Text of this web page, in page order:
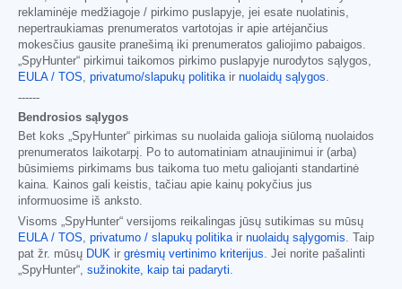
reklaminėje medžiagoje / pirkimo puslapyje, jei esate nuolatinis,
nepertraukiamas prenumeratos vartotojas ir apie artėjančius
mokesčius gausite pranešimą iki prenumeratos galiojimo pabaigos.
„SpyHunter“ pirkimui taikomos pirkimo puslapyje nurodytos sąlygos,
EULA / TOS, privatumo/slapukų politikair nuolaidų sąlygos.
------
Bendrosios sąlygos
Bet koks „SpyHunter“ pirkimas su nuolaida galioja siūlomą nuolaidos
prenumeratos laikotarpį. Po to automatiniam atnaujinimui ir (arba)
būsimiems pirkimams bus taikoma tuo metu galiojanti standartinė
kaina. Kainos gali keistis, tačiau apie kainų pokyčius jus
informuosime iš anksto.
Visoms „SpyHunter“ versijoms reikalingas jūsų sutikimas su mūsų
EULA / TOS, privatumo / slapukų politikair nuolaidų sąlygomis. Taip
pat žr. mūsų DUK ir grėsmių vertinimo kriterijus. Jei norite pašalinti
„SpyHunter“, sužinokite, kaip tai padaryti.